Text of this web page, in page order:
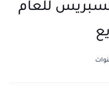
للعام